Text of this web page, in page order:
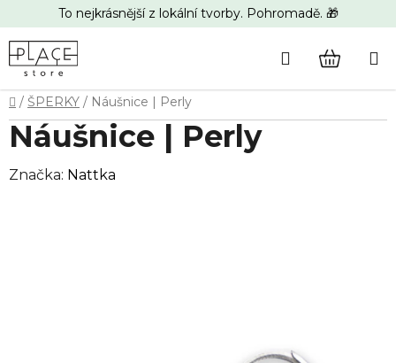
na
obsah
To nejkrásnější z lokální tvorby. Pohromadě. 🎁
Hledat
Domů
/ ŠPERKY / Náušnice | Perly
Náušnice | Perly
Značka: Nattka